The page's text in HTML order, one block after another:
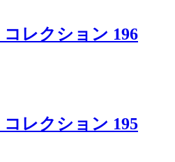
レクション 196
レクション 195